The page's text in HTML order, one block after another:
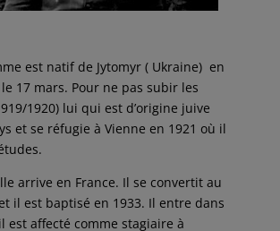
est natif de Jytomyr ( Ukraine) en
le 17 mars. Pour ne pas subir les
1920) lui qui est d’origine juive
et se réfugie à Vienne en 1921 où il
arrive en France. Il se convertit au
il est baptisé en 1933. Il entre dans
est affecté comme stagiaire à